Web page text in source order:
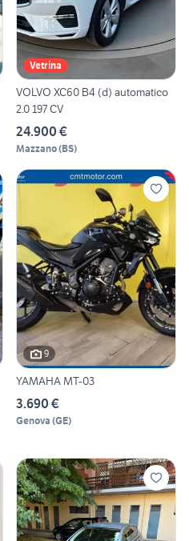
Vetrina
VOLVO XC60 B4 (d) automatico
2.0 197 CV
24.900 €
Mazzano(BS)
9
YAMAHA MT-03
3.690 €
Genova (GE)